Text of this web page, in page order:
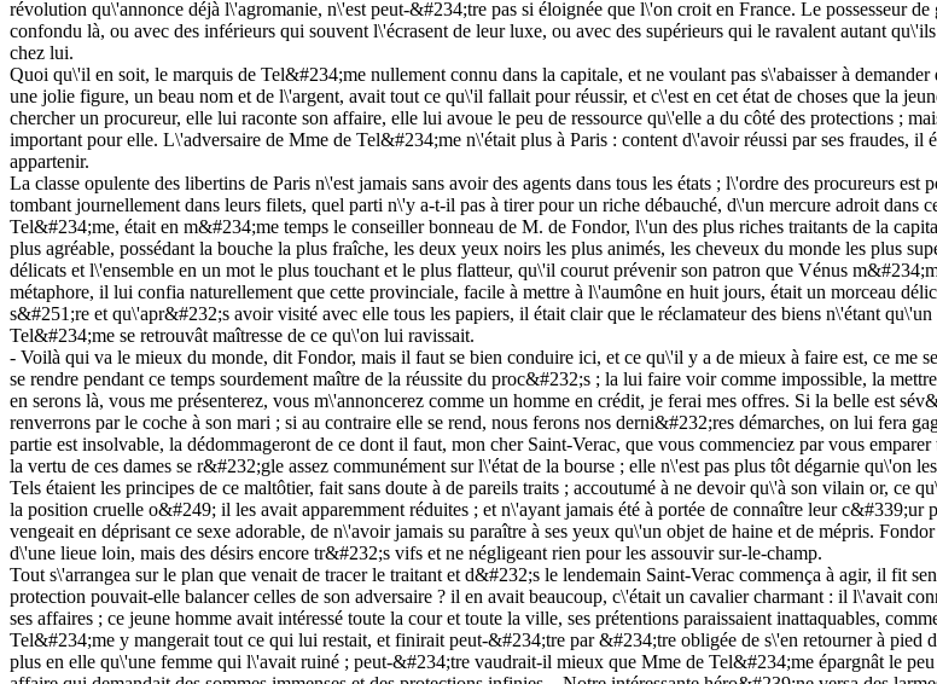
révolution qu\'annonce déjà l\'agromanie, n\'est peut-&#234;tre pas si éloignée que l\'on croit en France. Le possesseur
confondu là, ou avec des inférieurs qui souvent l\'écrasent de leur luxe, ou avec des supérieurs qui le ravalent autant
chez lui.
Quoi qu\'il en soit, le marquis de Tel&#234;me nullement connu dans la capitale, et ne voulant pas s\'abaisser à
une jolie figure, un beau nom et de l\'argent, avait tout ce qu\'il fallait pour réussir, et c\'est en cet état de choses que la
chercher un procureur, elle lui raconte son affaire, elle lui avoue le peu de ressource qu\'elle a du côté des protections ;
important pour elle. L\'adversaire de Mme de Tel&#234;me n\'était plus à Paris : content d\'avoir réussi par ses fraudes,
appartenir.
La classe opulente des libertins de Paris n\'est jamais sans avoir des agents dans tous les états ; l\'ordre des procureurs
tombant journellement dans leurs filets, quel parti n\'y a-t-il pas à tirer pour un riche débauché, d\'un mercure adroit
Tel&#234;me, était en m&#234;me temps le conseiller bonneau de M. de Fondor, l\'un des plus riches traitants de la
plus agréable, possédant la bouche la plus fraîche, les deux yeux noirs les plus animés, les cheveux du monde les plus
délicats et l\'ensemble en un mot le plus touchant et le plus flatteur, qu\'il courut prévenir son patron que Vénus
métaphore, il lui confia naturellement que cette provinciale, facile à mettre à l\'aumône en huit jours, était un morceau
s&#251;re et qu\'apr&#232;s avoir visité avec elle tous les papiers, il était clair que le réclamateur des biens n\'étant
Tel&#234;me se retrouvât maîtresse de ce qu\'on lui ravissait.
- Voilà qui va le mieux du monde, dit Fondor, mais il faut se bien conduire ici, et ce qu\'il y a de mieux à faire est, ce me
se rendre pendant ce temps sourdement maître de la réussite du proc&#232;s ; la lui faire voir comme impossible, la
en serons là, vous me présenterez, vous m\'annoncerez comme un homme en crédit, je ferai mes offres. Si la belle est
renverrons par le coche à son mari ; si au contraire elle se rend, nous ferons nos derni&#232;res démarches, on lui fera
partie est insolvable, la dédommageront de ce dont il faut, mon cher Saint-Verac, que vous commenciez par vous
la vertu de ces dames se r&#232;gle assez communément sur l\'état de la bourse ; elle n\'est pas plus tôt dégarnie qu\'on
Tels étaient les principes de ce maltôtier, fait sans doute à de pareils traits ; accoutumé à ne devoir qu\'à son vilain or, ce
la position cruelle o&#249; il les avait apparemment réduites ; et n\'ayant jamais été à portée de connaître leur c&#339;ur
vengeait en déprisant ce sexe adorable, de n\'avoir jamais su paraître à ses yeux qu\'un objet de haine et de mépris.
d\'une lieue loin, mais des désirs encore tr&#232;s vifs et ne négligeant rien pour les assouvir sur-le-champ.
Tout s\'arrangea sur le plan que venait de tracer le traitant et d&#232;s le lendemain Saint-Verac commença à agir, il fit
protection pouvait-elle balancer celles de son adversaire ? il en avait beaucoup, c\'était un cavalier charmant : il l\'avait
ses affaires ; ce jeune homme avait intéressé toute la cour et toute la ville, ses prétentions paraissaient inattaquables,
Tel&#234;me y mangerait tout ce qui lui restait, et finirait peut-&#234;tre par &#234;tre obligée de s\'en retourner à
plus en elle qu\'une femme qui l\'avait ruiné ; peut-&#234;tre vaudrait-il mieux que Mme de Tel&#234;me épargnât le